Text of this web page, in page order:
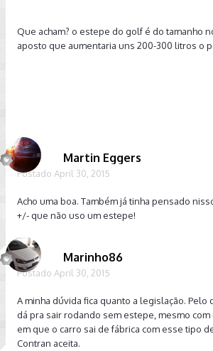
Que acham? o estepe do golf é do tamanho
aposto que aumentaria uns 200-300 litros o
Martin Eggers
Postado April 30, 2015
Acho uma boa. Também já tinha pensado
+/- que não uso um estepe!
Marinho86
Postado April 30, 2015
A minha dúvida fica quanto a legislação. Pelo
dá pra sair rodando sem estepe, mesmo com
em que o carro sai de fábrica com esse tipo
Contran aceita.